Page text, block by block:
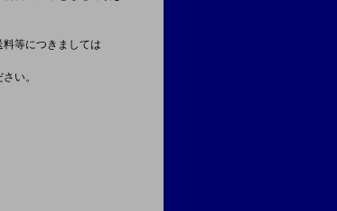
料等につきましては
い。